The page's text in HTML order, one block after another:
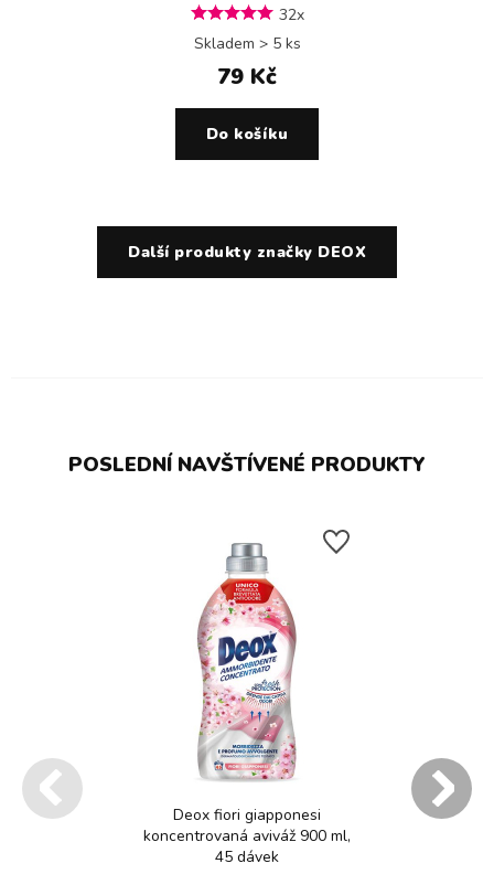
32x
Skladem > 5 ks
79 Kč
Do košíku
Další produkty značky DEOX
POSLEDNÍ NAVŠTÍVENÉ PRODUKTY
Deox fiori giapponesi
koncentrovaná aviváž 900 ml,
45 dávek